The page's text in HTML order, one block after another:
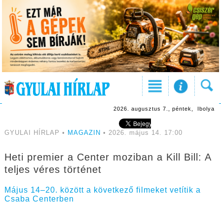
2026. augusztus 7., péntek, Ibolya
GYULAI HÍRLAP • MAGAZIN • 2026. május 14. 17:00
Heti premier a Center moziban a Kill Bill: A
teljes véres történet
Május 14–20. között a következő filmeket vetítik a
Csaba Centerben